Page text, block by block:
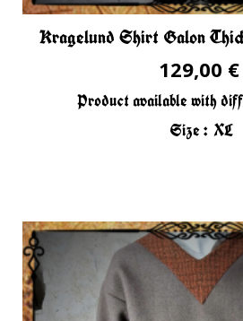
Kragelund Shirt Galon
129,00 €
Product available with
Size : XL